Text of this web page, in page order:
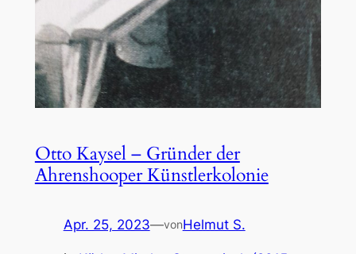
Otto Kaysel – Gründer der
Ahrenshooper Künstlerkolonie
Apr. 25, 2023—vonHelmut S.